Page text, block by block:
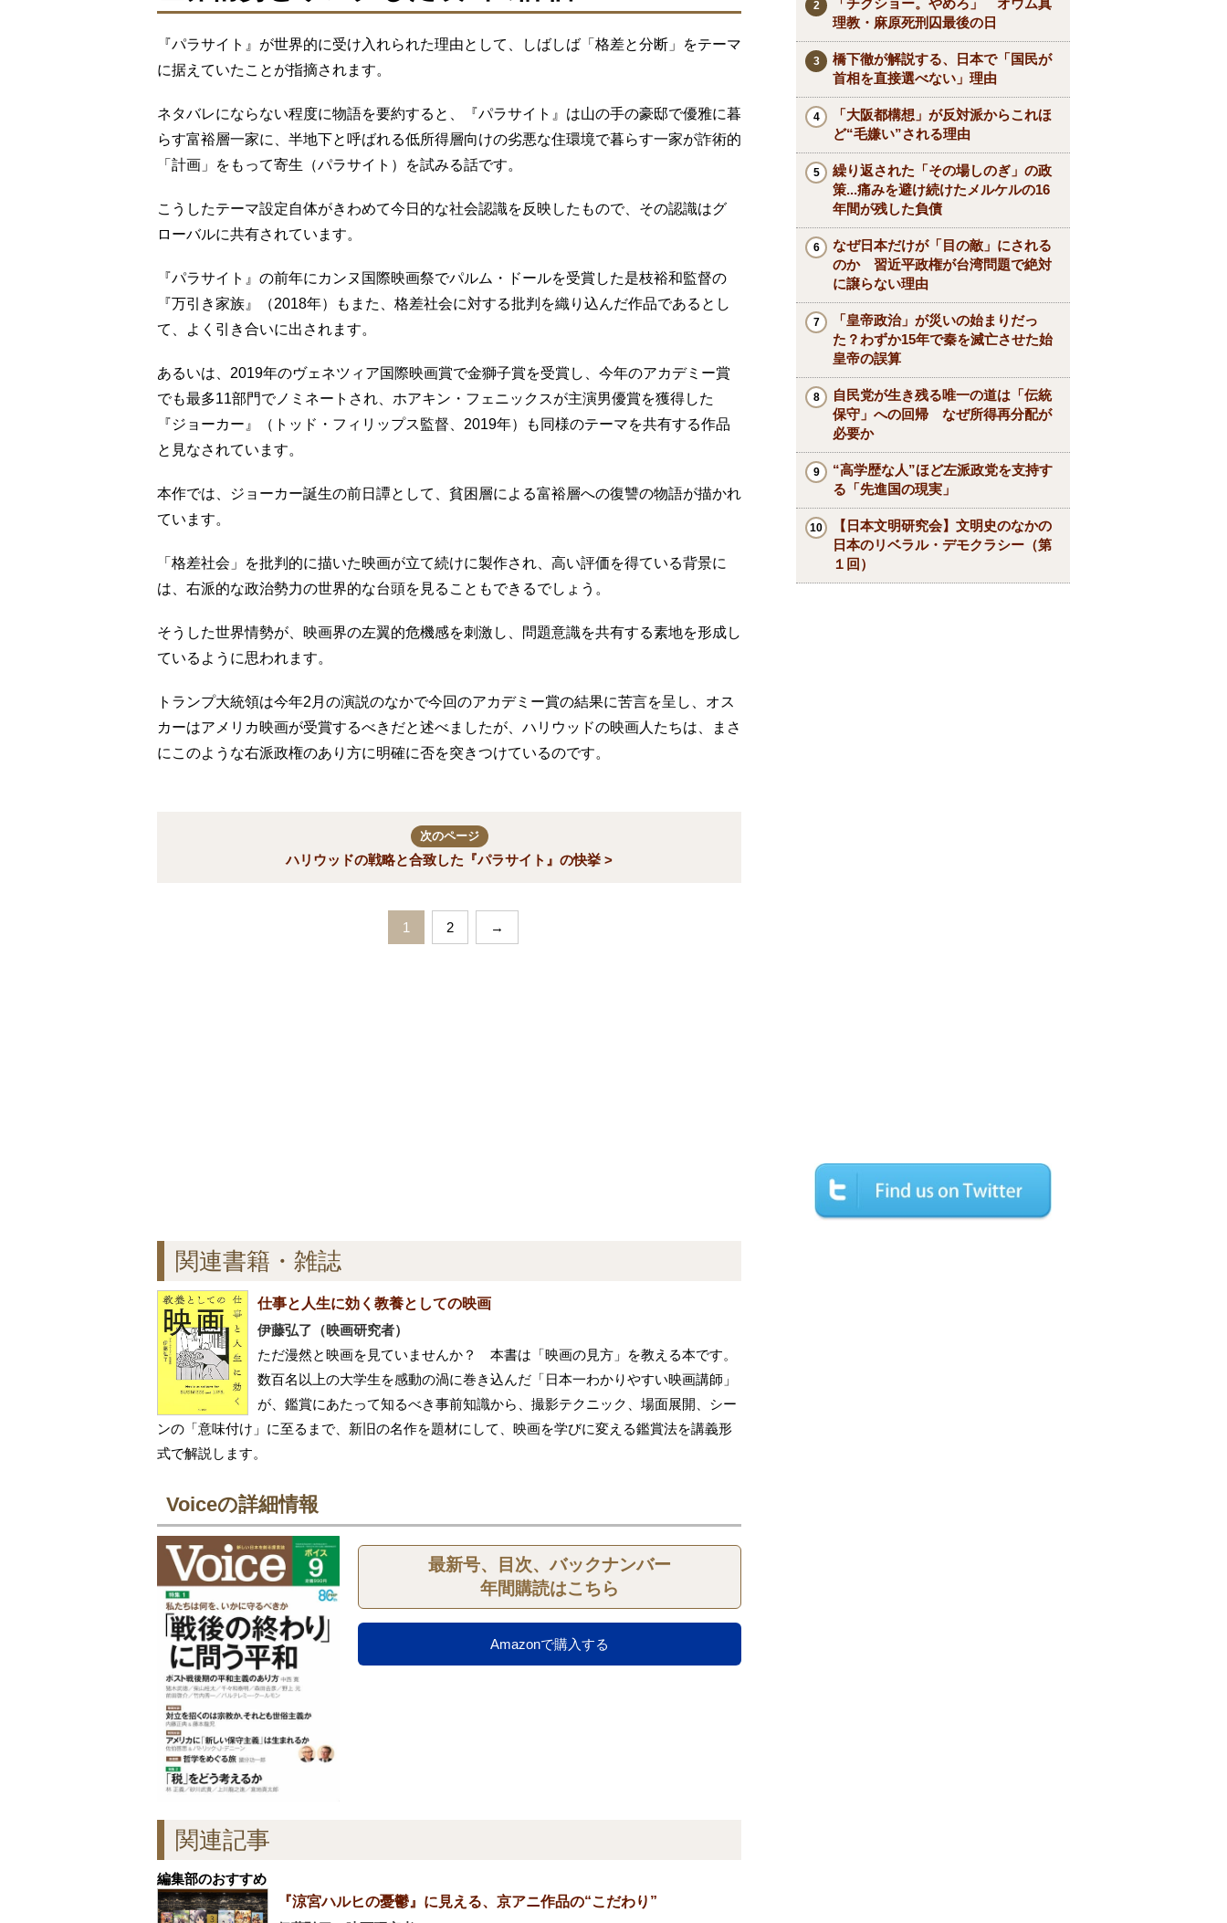
『パラサイト』が世界的に受け入れられた理由として、しばしば「格差と分断」をテーマ
に据えていたことが指摘されます。
ネタバレにならない程度に物語を要約すると、『パラサイト』は山の手の豪邸で優雅に暮
らす富裕層一家に、半地下と呼ばれる低所得層向けの劣悪な住環境で暮らす一家が詐術的
「計画」をもって寄生（パラサイト）を試みる話です。
こうしたテーマ設定自体がきわめて今日的な社会認識を反映したもので、その認識はグ
ローバルに共有されています。
『パラサイト』の前年にカンヌ国際映画祭でパルム・ドールを受賞した是枝裕和監督の
『万引き家族』（2018年）もまた、格差社会に対する批判を織り込んだ作品であるとし
て、よく引き合いに出されます。
あるいは、2019年のヴェネツィア国際映画賞で金獅子賞を受賞し、今年のアカデミー賞
でも最多11部門でノミネートされ、ホアキン・フェニックスが主演男優賞を獲得した
『ジョーカー』（トッド・フィリップス監督、2019年）も同様のテーマを共有する作品
と見なされています。
本作では、ジョーカー誕生の前日譚として、貧困層による富裕層への復讐の物語が描かれ
ています。
「格差社会」を批判的に描いた映画が立て続けに製作され、高い評価を得ている背景に
は、右派的な政治勢力の世界的な台頭を見ることもできるでしょう。
そうした世界情勢が、映画界の左翼的危機感を刺激し、問題意識を共有する素地を形成し
ているように思われます。
トランプ大統領は今年2月の演説のなかで今回のアカデミー賞の結果に苦言を呈し、オス
カーはアメリカ映画が受賞するべきだと述べましたが、ハリウッドの映画人たちは、まさ
にこのような右派政権のあり方に明確に否を突きつけているのです。
次のページ
ハリウッドの戦略と合致した『パラサイト』の快挙 >
1 2 →
関連書籍・雑誌
仕事と人生に効く教養としての映画
伊藤弘了（映画研究者）
ただ漫然と映画を見ていませんか？ 本書は「映画の見方」を教える本です。
数百名以上の大学生を感動の渦に巻き込んだ「日本一わかりやすい映画講師」
が、鑑賞にあたって知るべき事前知識から、撮影テクニック、場面展開、シー
ンの「意味付け」に至るまで、新旧の名作を題材にして、映画を学びに変える鑑賞法を講義形
式で解説します。
Voiceの詳細情報
最新号、目次、バックナンバー
年間購読はこちら
Amazonで購入する
関連記事
編集部のおすすめ
『涼宮ハルヒの憂鬱』に見える、京アニ作品の“こだわり”
理教・麻原死刑囚最後の日
橋下徹が解説する、日本で「国民が
首相を直接選べない」理由
「大阪都構想」が反対派からこれほ
ど“毛嫌い”される理由
繰り返された「その場しのぎ」の政
策...痛みを避け続けたメルケルの16
年間が残した負債
なぜ日本だけが「目の敵」にされる
のか 習近平政権が台湾問題で絶対
に譲らない理由
「皇帝政治」が災いの始まりだっ
た？わずか15年で秦を滅亡させた始
皇帝の誤算
自民党が生き残る唯一の道は「伝統
保守」への回帰 なぜ所得再分配が
必要か
“高学歴な人”ほど左派政党を支持す
る「先進国の現実」
【日本文明研究会】文明史のなかの
日本のリベラル・デモクラシー（第
１回）